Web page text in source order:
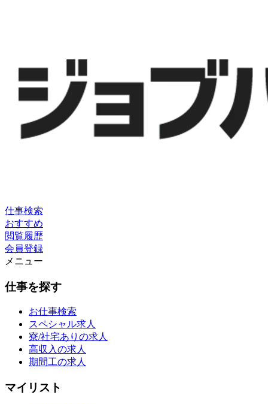
仕事検索
おすすめ
閲覧履歴
会員登録
メニュー
仕事を探す
お仕事検索
スペシャル求人
寮/社宅ありの求人
高収入の求人
期間工の求人
マイリスト